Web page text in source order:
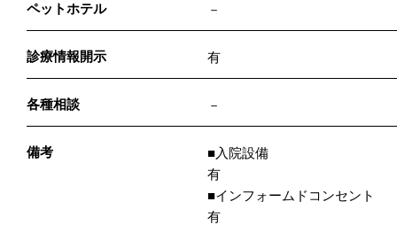
ペットホテル －
診療情報開示 有
各種相談 －
備考
■入院設備
有
■インフォームドコンセント
有